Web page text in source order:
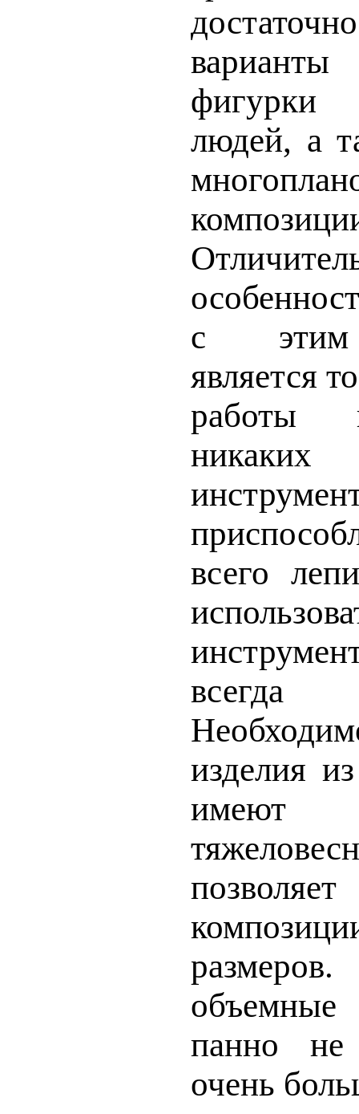
людей, а
с этим
является
работы
никаких
всего
всегда
изделия
имеют
панно
очень